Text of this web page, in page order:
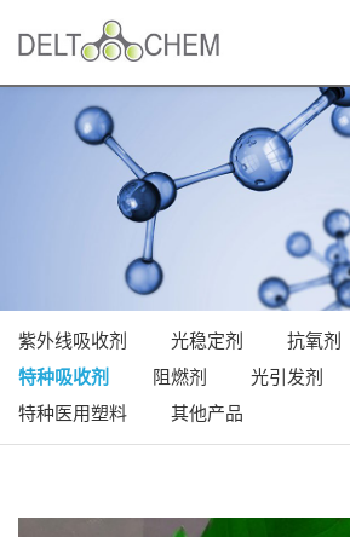
紫外线吸收剂 光稳定剂 抗氧剂
特种吸收剂
阻燃剂 光引发剂
特种医用塑料
其他产品